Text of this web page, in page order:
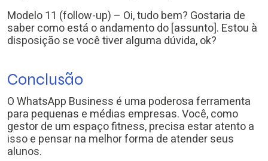
Modelo 11 (follow-up) – Oi, tudo bem? Gostaria de
saber como está o andamento do [assunto]. Estou à
disposição se você tiver alguma dúvida, ok?
Conclusão
O WhatsApp Business é uma poderosa ferramenta
para pequenas e médias empresas. Você, como
gestor de um espaço fitness, precisa estar atento a
isso e pensar na melhor forma de atender seus
alunos.